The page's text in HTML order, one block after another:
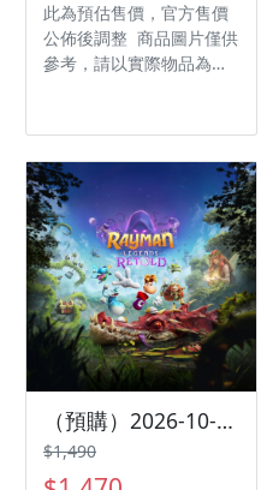
此為預估售價，官方售價
公佈後調整 商品圖片僅供
參考，請以實際物品為主
台：PlayStation 5 遊戲
類型：動作 遊玩人數： 1
人 作品分級：輔 12 級
製作廠商：Team Cherry
發行廠商：Team Cherry
（預購）2026-10-01 NS2 雷射超人：傳奇重述 中文版
$1,490